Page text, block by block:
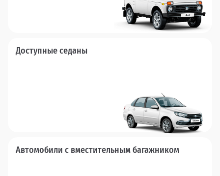
Доступные седаны
Автомобили с вместительным багажником